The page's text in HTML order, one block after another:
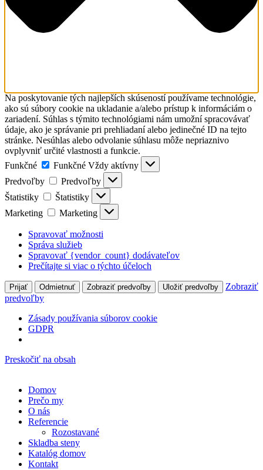
Na poskytovanie tých najlepších skúseností používame technológie,
ako sú súbory cookie na ukladanie a/alebo prístup k informáciám o
zariadení. Súhlas s týmito technológiami nám umožní spracovávať
údaje, ako je správanie pri prehliadaní alebo jedinečné ID na tejto
stránke. Nesúhlas alebo odvolanie súhlasu môže nepriaznivo
ovplyvniť určité vlastnosti a funkcie.
Funkčné
Funkčné Vždy aktívny
Predvoľby
Predvoľby
Štatistiky
Štatistiky
Marketing
Marketing
Spravovať možnosti
Správa služieb
Spravovať {vendor_count} dodávateľov
Prečítajte si viac o týchto účeloch
Prijať Odmietnuť Zobraziť predvoľby Uložiť predvoľby
Zobraziť
predvoľby
Zása­dy pou­ží­va­nia súbo­rov coo­kie
GDPR
Preskočiť na obsah
Domov
Pre­čo my
O nás
Refe­ren­cie
Rozosta­va­né
Sklad­ba steny
Kata­lóg domov
Kon­takt